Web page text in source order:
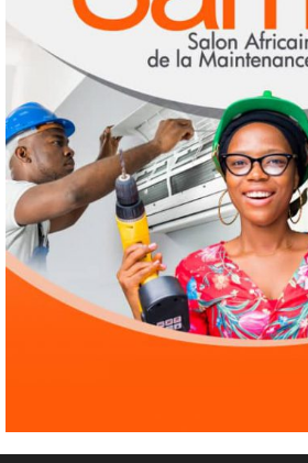
3
Pour nourrir l’IA, les
achètent des
les détruire
4
Agenda 2063 ODD
Au Soudan, des
kilomètres pour
malnutrition
1 août 2026